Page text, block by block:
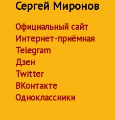
Сергей Миронов
Официальный сайт
Интернет-приёмная
Telegram
Дзен
Twitter
ВКонтакте
Одноклассники